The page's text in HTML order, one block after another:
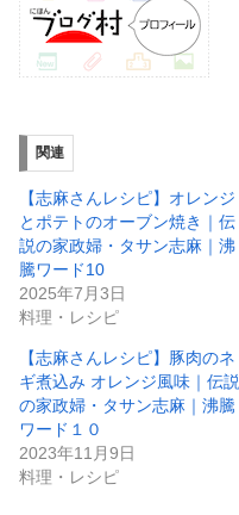
関連
【志麻さんレシピ】オレンジ
とポテトのオーブン焼き｜伝
説の家政婦・タサン志麻｜沸
騰ワード10
2025年7月3日
料理・レシピ
【志麻さんレシピ】豚肉のネ
ギ煮込み オレンジ風味｜伝説
の家政婦・タサン志麻｜沸騰
ワード１０
2023年11月9日
料理・レシピ